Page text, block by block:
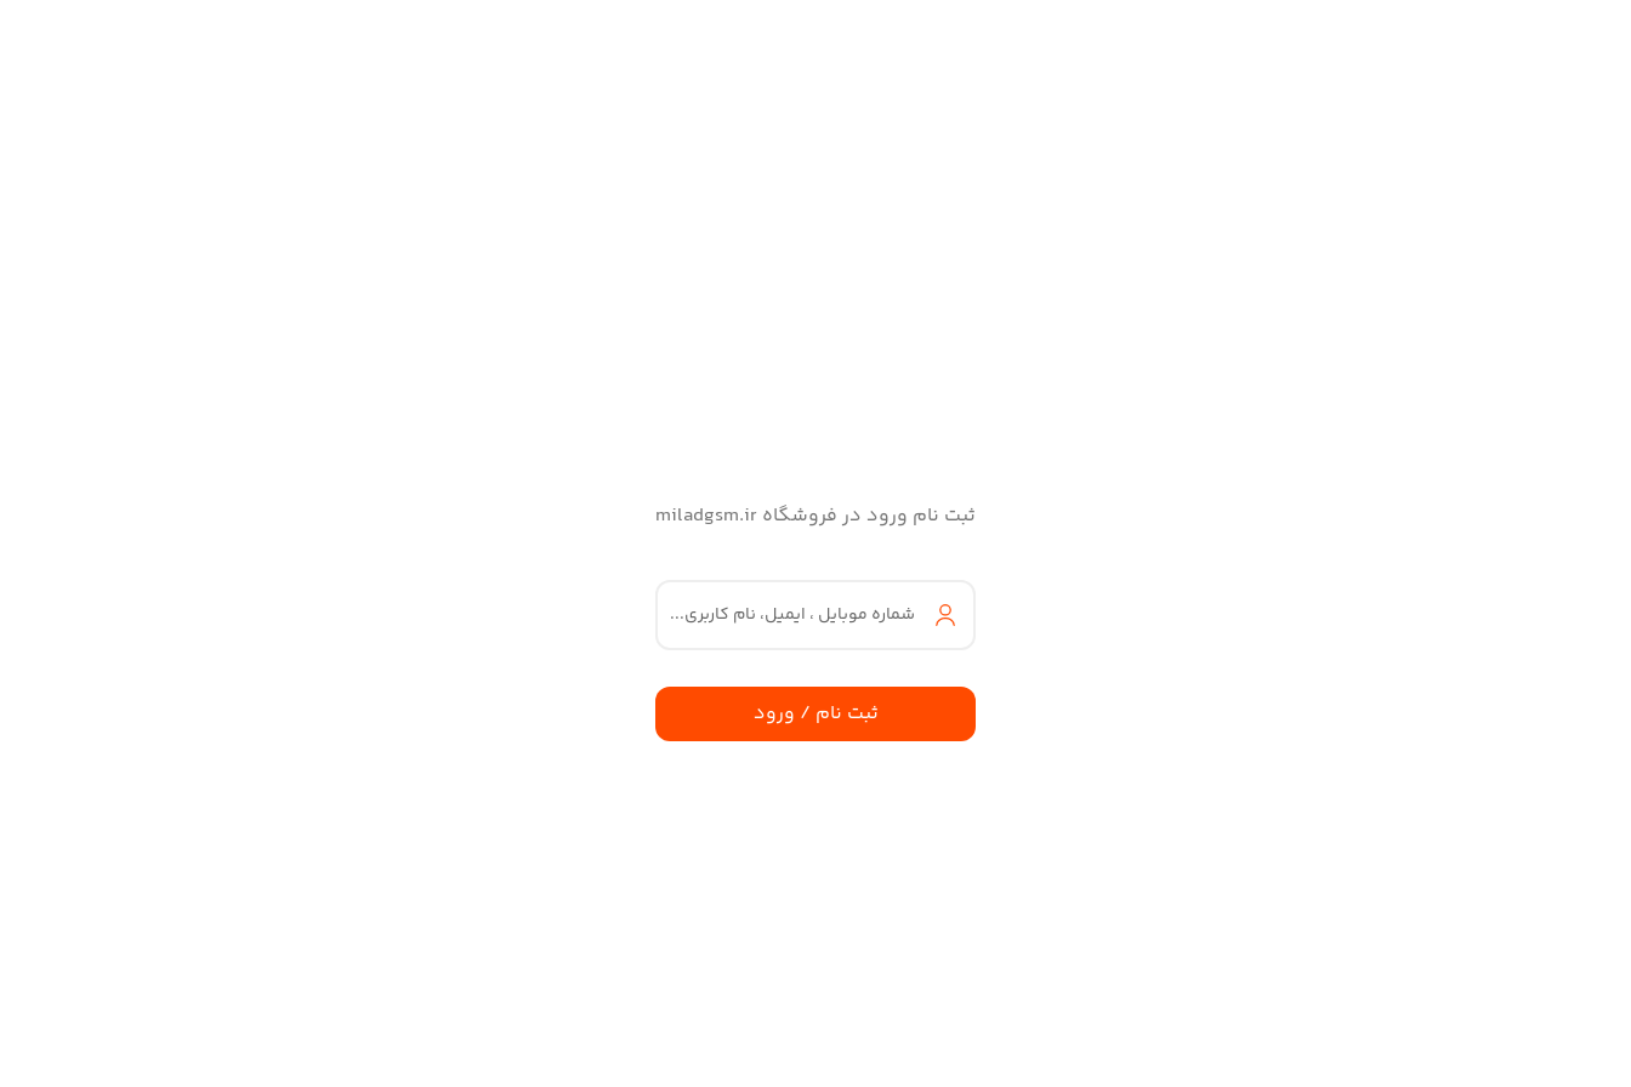
ثبت نام ورود در فروشگاه miladgsm.ir
شماره موبایل ، ایمیل، نام کاربری...
ثبت نام / ورود